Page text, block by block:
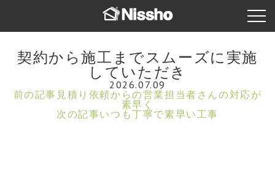
契約から施工までスムーズに実施
していただき
2026.07.09
前の記事 見積り依頼からの営業担当者さんの対応が
素早く
次の記事いつも丁寧で素早い工事